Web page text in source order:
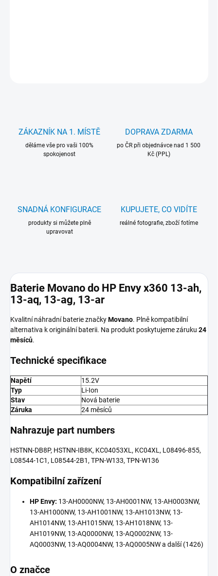
ZÁKAZNÍK NA 1. MÍSTĚ
děláme vše pro vaši 100%
spokojenost
DOPRAVA ZDARMA
po ČR při objednávce nad 1 500
Kč (PPL)
SNADNÁ KONFIGURACE
produkty si můžete plně
upravovat
KUPUJETE, CO VIDÍTE
reálné fotografie, zboží fotíme
Baterie Movano do HP Envy x360 13-ah,
13-aq, 13-ag, 13-ar
Kvalitní náhradní baterie značkyMovano. Plně kompatibilní
alternativa k originální baterii. Na produkt poskytujeme záruku 24
měsíců.
Technické specifikace
Napětí
15.2V
Typ
Li-Ion
Stav
Nová baterie
Záruka
24 měsíců
Nahrazuje part numbers
HSTNN-DB8P, HSTNN-IB8K, KC04053XL, KC04XL, L08496-855,
L08544-1C1, L08544-2B1, TPN-W133, TPN-W136
Kompatibilní zařízení
HP Envy: 13-AH0000NW, 13-AH0001NW, 13-AH0003NW,
13-AH1000NW, 13-AH1001NW, 13-AH1013NW, 13-
AH1014NW, 13-AH1015NW, 13-AH1018NW, 13-
AH1019NW, 13-AQ0000NW, 13-AQ0002NW, 13-
AQ0003NW, 13-AQ0004NW, 13-AQ0005NW a další (1426)
O značce